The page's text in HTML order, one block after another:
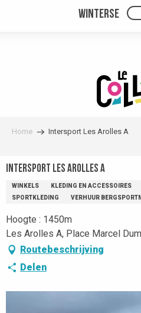
PAGE
WINTERSE
Home Intersport Les Arolles A
Intersport Les Arolles A
WINKELS KLEDING EN ACCESSOIRES
SPORTKLEDING
VERHUUR
Hoogte : 1450m
Les Arolles A, Place Marcel
Routebeschrijving
Delen